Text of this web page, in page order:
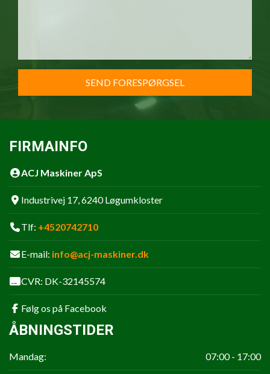
FIRMAINFO
ACJ Maskiner ApS
Industrivej 17, 6240 Løgumkloster
Tlf: +4520742710
E-mail: info@acj-maskiner.dk
CVR: DK-32145574
Følg os på Facebook
ÅBNINGSTIDER
Mandag: 07:00 - 17:00